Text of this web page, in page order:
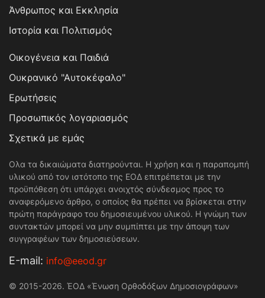
Άνθρωπος και Εκκλησία
Ιστορία και Πολιτισμός
Οικογένεια και Παιδιά
Ουκρανικό "Αυτοκέφαλο"
Ερωτήσεις
Προσωπικός λογαριασμός
Σχετικά με εμάς
Ολα τα δικαιώματα διατηρούνται. Η χρήση και η παραπομπή
υλικού από τον ιστότοπο της ΕΟΔ επιτρέπεται με την
προϋπόθεση ότι υπάρχει ανοιχτός σύνδεσμος προς το
αναφερόμενο άρθρο, ο οποίος θα πρέπει να βρίσκεται στην
πρώτη παράγραφο του δημοσιευμένου υλικού. Η γνώμη των
συντακτών μπορεί να μην συμπίπτει με την άποψη των
συγγραφέων των δημοσιεύσεων.
Е-mail: info@eeod.gr
© 2015-2026. ΈΟΔ «Ένωση Ορθοδόξων Δημοσιογράφων»